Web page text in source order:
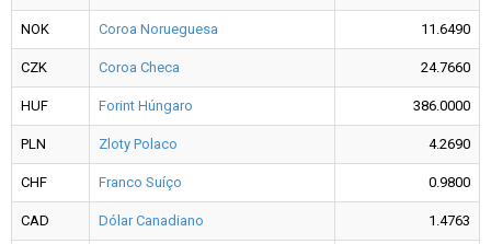
NOK Coroa Norueguesa 11.6490
CZK Coroa Checa 24.7660
HUF Forint Húngaro 386.0000
PLN Zloty Polaco 4.2690
CHF Franco Suíço 0.9800
CAD Dólar Canadiano 1.4763